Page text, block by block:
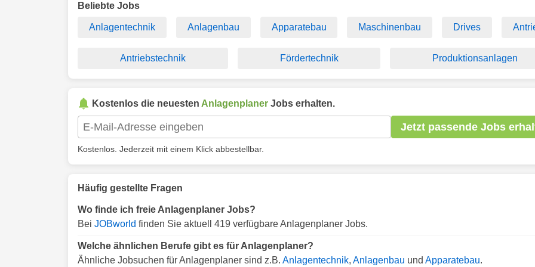
Beliebte Jobs
Anlagentechnik Anlagenbau Apparatebau Maschinenbau Drives
Antriebstechnik Fördertechnik Produktionsanlagen
Kostenlos die neuesten Anlagenplaner Jobs erhalten.
Jetzt passende Jobs
Kostenlos. Jederzeit mit einem Klick abbestellbar.
Häufig gestellte Fragen
Wo finde ich freie Anlagenplaner Jobs?
Bei JOBworld finden Sie aktuell 419 verfügbare Anlagenplaner Jobs.
Welche ähnlichen Berufe gibt es für Anlagenplaner?
Ähnliche Jobsuchen für Anlagenplaner sind z.B. Anlagentechnik, Anlagenbau und Apparatebau.